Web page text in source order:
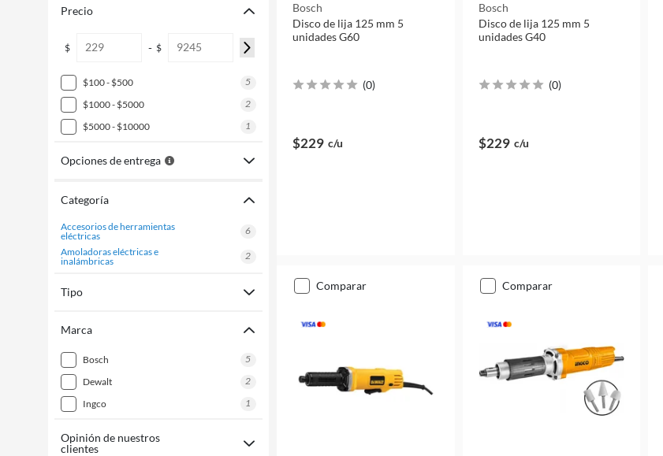
Precio
$ - $
$100 - $500
5
$1000 - $5000
2
$5000 - $10000
1
Opciones de entrega
Categoría
accesorios de herramientas
eléctricas
6
amoladoras eléctricas e
inalámbricas
2
Tipo
Marca
bosch
5
dewalt
2
ingco
1
Opinión de nuestros
clientes
Bosch
Disco de lija 125 mm 5
unidades G60
(0)
$229 c/u
Bosch
Disco de lija 125 mm 5
unidades G40
(0)
$229 c/u
comparar comparar